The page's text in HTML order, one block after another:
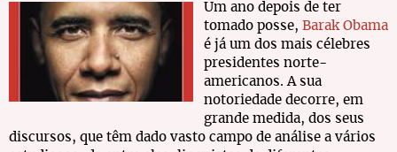
Um ano depois de ter
tomado posse, Barak Obama
é já um dos mais célebres
presidentes norte-
americanos. A sua
notoriedade decorre, em
grande medida, dos seus
discursos, que têm dado vasto campo de análise a vários